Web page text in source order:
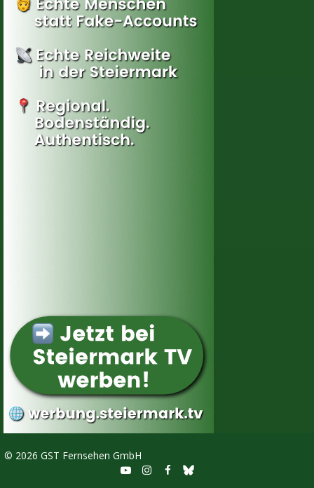
© 2026 GST Fernsehen GmbH
  